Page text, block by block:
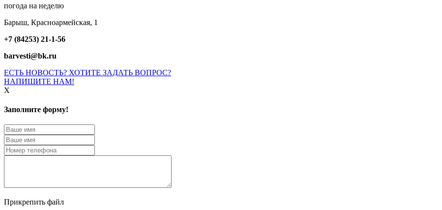
погода на неделю
Барыш, Красноармейская, 1
+7 (84253) 21-1-56
barvesti@bk.ru
ЕСТЬ НОВОСТЬ? ХОТИТЕ ЗАДАТЬ ВОПРОС?
НАПИШИТЕ НАМ!
X
Заполните форму!
Прикрепить файл